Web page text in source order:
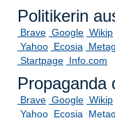
Politikerin
Brave Google Wikip
Yahoo Ecosia
Startpage Info.com
Propaganda
Brave Google Wikip
Yahoo Ecosia